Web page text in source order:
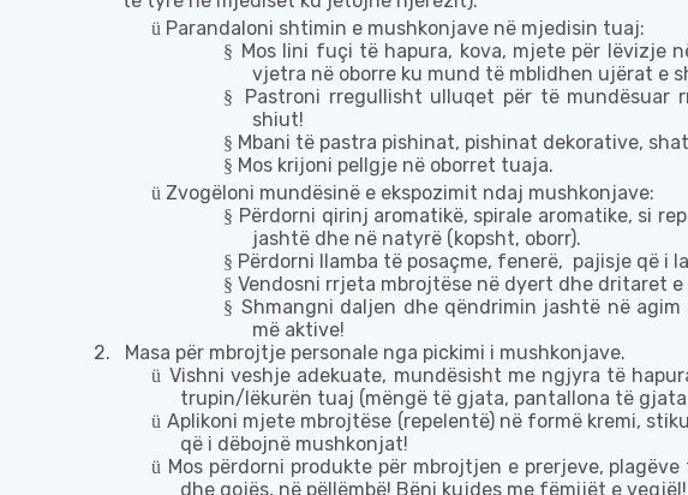
ü Parandaloni shtimin e mushkonjave në mjedisin tuaj:
§ Mos lini fuçi të hapura, kova, mjete për lëvizje
vjetra në oborre ku mund të mblidhen ujërat e
§ Pastroni rregullisht ulluqet për të mundësuar
shiut!
§ Mbani të pastra pishinat, pishinat dekorative,
§ Mos krijoni pellgje në oborret tuaja.
ü Zvogëloni mundësinë e ekspozimit ndaj mushkonjave:
§ Përdorni qirinj aromatikë, spirale aromatike, si
jashtë dhe në natyrë (kopsht, oborr).
§ Përdorni llamba të posaçme, fenerë, pajisje që i
§ Vendosni rrjeta mbrojtëse në dyert dhe dritaret e
§ Shmangni daljen dhe qëndrimin jashtë në
më aktive!
2.
Masa për mbrojtje personale nga pickimi i mushkonjave.
ü Vishni veshje adekuate, mundësisht me ngjyra të hap
trupin/lëkurën tuaj (mëngë të gjata, pantallona të
ü Aplikoni mjete mbrojtëse (repelentë) në formë kremi,
që i dëbojnë mushkonjat!
ü Mos përdorni produkte për mbrojtjen eprerjeve, plagëve
dhe gojës, në pëllëmbë! Bëni kujdes me fëmijët e vegjë